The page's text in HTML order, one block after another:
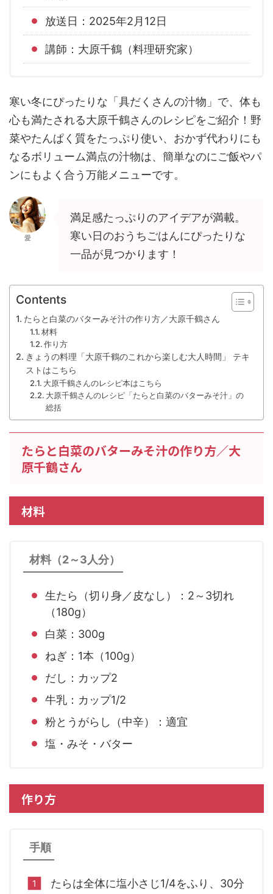
放送日：2025年2月12日
講師：大原千鶴（料理研究家）
寒い冬にぴったりな「具だくさんの汁物」で、体も
心も満たされる大原千鶴さんのレシピをご紹介！野
菜やたんぱく質をたっぷり使い、おかず代わりにも
なるボリューム満点の汁物は、簡単なのにご飯やパ
ンにもよく合う万能メニューです。
愛
満足感たっぷりのアイデアが満載。
寒い日のおうちごはんにぴったりな
一品が見つかります！
Contents
たらと白菜のバターみそ汁の作り方／大原千鶴さん
材料
作り方
きょうの料理「大原千鶴のこれから楽しむ大人時間」 テキ
ストはこちら
大原千鶴さんのレシピ本はこちら
大原千鶴さんのレシピ「たらと白菜のバターみそ汁」の
総括
たらと白菜のバターみそ汁の作り方／大
原千鶴さん
材料
材料（2～3人分）
生たら（切り身／皮なし）：2～3切れ
（180g）
白菜：300g
ねぎ：1本（100g）
だし：カップ2
牛乳：カップ1/2
粉とうがらし（中辛）：適宜
塩・みそ・バター
作り方
手順
たらは全体に塩小さじ1/4をふり、30分